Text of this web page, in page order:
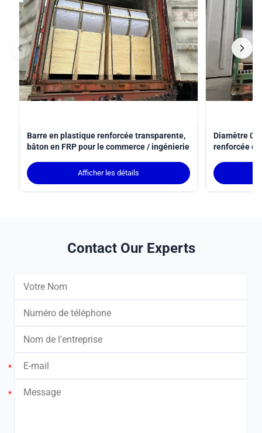
Barre en plastique renforcée transparente,
bâton en FRP pour le commerce / ingénierie
Afficher les détails
Diamètre
renforcée
Contact Our Experts
*
*